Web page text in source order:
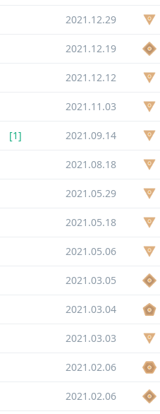
2021.12.29
2021.12.19
2021.12.12
2021.11.03
[1] 2021.09.14
2021.08.18
2021.05.29
2021.05.18
2021.05.06
2021.03.05
2021.03.04
2021.03.03
2021.02.06
2021.02.06